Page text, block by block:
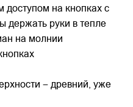
на кнопках с
держать руки в тепле
на молнии
– древний, уже